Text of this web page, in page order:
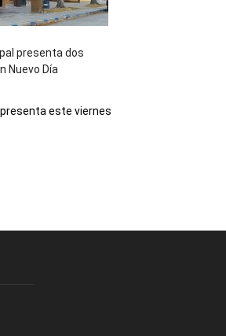
presenta dos
Nuevo Día
presenta este viernes